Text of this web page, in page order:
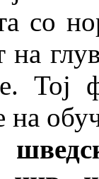
со
на
Тој
на